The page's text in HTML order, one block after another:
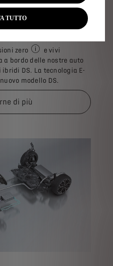
zero
emissioni di scarico (in
e vivi
a bordo delle nostre auto
DS. La tecnologia E-
modello DS.
di più
TUTTO